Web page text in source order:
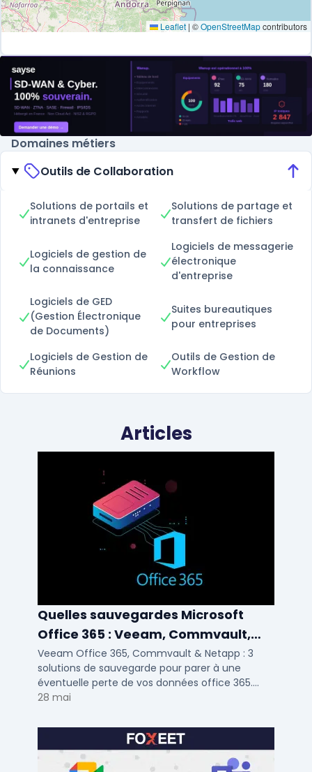
Leaflet | ©OpenStreetMapcontributors
Domaines métiers
Outils de Collaboration
Solutions de portails et
intranets d'entreprise
Solutions de partage et
transfert de fichiers
Logiciels de gestion de
la connaissance
Logiciels de messagerie
électronique
d'entreprise
Logiciels de GED
(Gestion Électronique
de Documents)
Suites bureautiques
pour entreprises
Logiciels de Gestion de
Réunions
Outils de Gestion de
Workflow
Articles
Quelles sauvegardes Microsoft
Office 365 : Veeam, Commvault,
Netapp
Veeam Office 365, Commvault & Netapp : 3
solutions de sauvegarde pour parer à une
éventuelle perte de vos données office 365.
Voici notre ...
28 mai